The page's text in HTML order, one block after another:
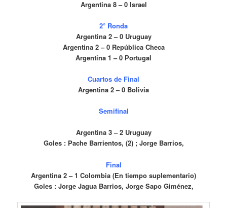
Argentina 8 – 0 Israel
2° Ronda
Argentina 2 – 0 Uruguay
Argentina 2 – 0 República Checa
Argentina 1 – 0 Portugal
Cuartos de Final
Argentina 2 – 0 Bolivia
Semifinal
Argentina 3 – 2 Uruguay
Goles : Pache Barrientos, (2) ; Jorge Barrios,
Final
Argentina 2 – 1 Colombia (En tiempo suplementario)
Goles : Jorge Jagua Barrios, Jorge Sapo Giménez,